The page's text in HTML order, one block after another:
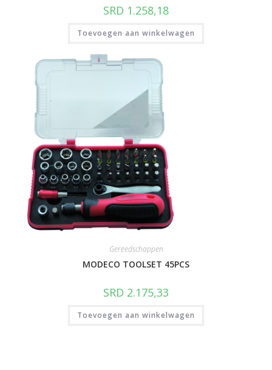
SRD 1.258,18
Toevoegen aan winkelwagen
Gereedschappen
MODECO TOOLSET 45PCS
SRD 2.175,33
Toevoegen aan winkelwagen